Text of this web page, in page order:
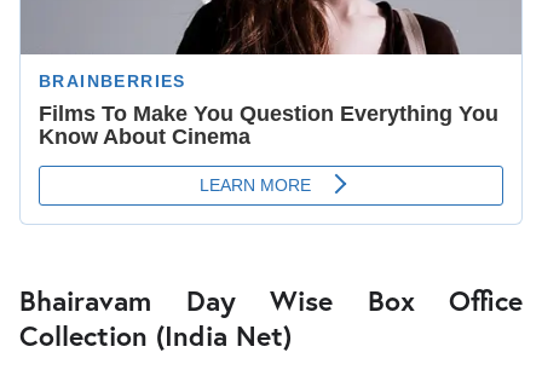
Bhairavam Day Wise Box Office
Collection (India Net)